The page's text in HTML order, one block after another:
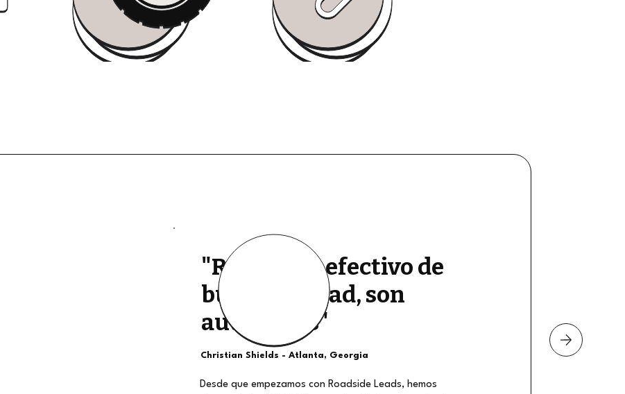
"Retiros de efectivo de
buena calidad, son
auténticos"
Christian Shields - Atlanta, Georgia
Desde que empezamos con Roadside Leads, hemos